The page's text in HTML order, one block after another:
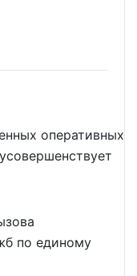
по единому